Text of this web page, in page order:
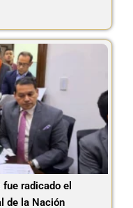
radicado el
de la Nación